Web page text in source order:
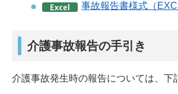
事故報告書様式（
介護事故報告の手引き
介護事故発生時の報告については、下